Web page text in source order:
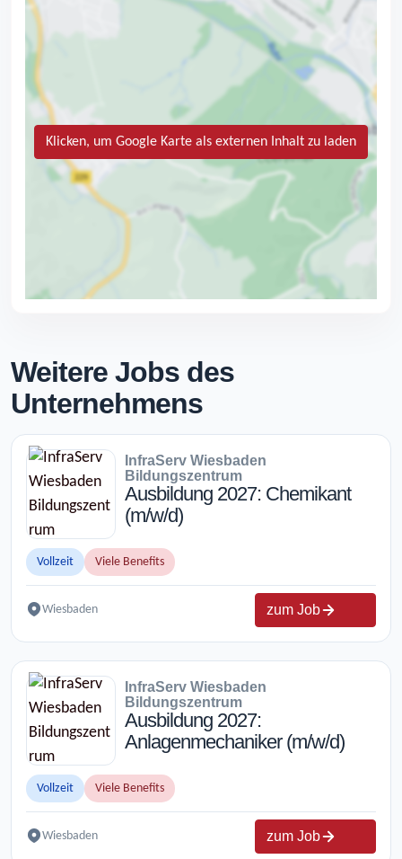
Klicken, um Google Karte als externen Inhalt zu laden
Weitere Jobs des
Unternehmens
InfraServ Wiesbaden
Bildungszentrum
Ausbildung 2027: Chemikant
(m/w/d)
Vollzeit Viele Benefits
Wiesbaden zum Job
InfraServ Wiesbaden
Bildungszentrum
Ausbildung 2027:
Anlagenmechaniker (m/w/d)
Vollzeit Viele Benefits
Wiesbaden zum Job